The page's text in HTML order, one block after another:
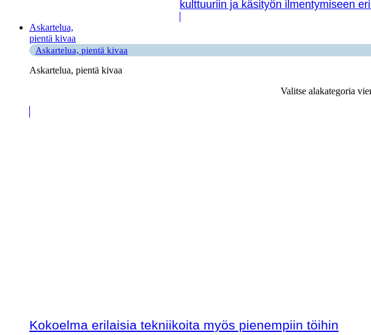
kulttuuriin ja käsityön ilmentymiseen
Askartelua,
pientä kivaa
Askartelua, pientä kivaa
Askartelua, pientä kivaa
Valitse alakategoria
Kokoelma erilaisia tekniikoita myös pienempiin töihin